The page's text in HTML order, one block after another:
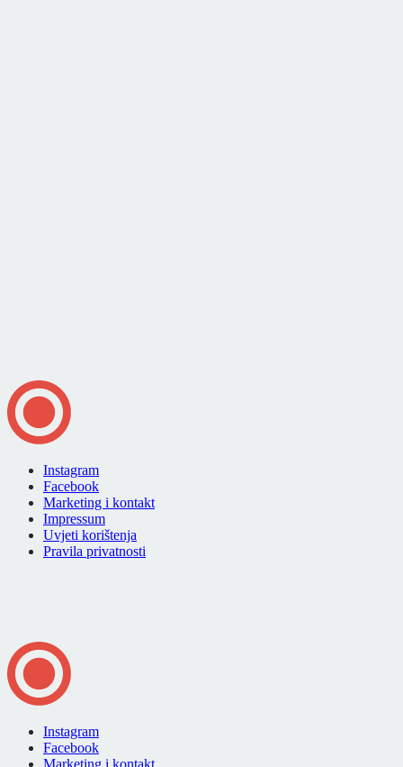
Instagram
Facebook
Marketing i kontakt
Impressum
Uvjeti korištenja
Pravila privatnosti
Instagram
Facebook
Marketing i kontakt